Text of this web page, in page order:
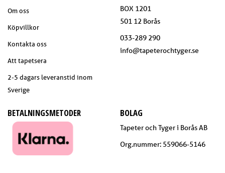
Om oss
Köpvillkor
Kontakta oss
Att tapetsera
2-5 dagars leveranstid inom
Sverige
BOX 1201
501 12 Borås
033-289 290
info@tapeterochtyger.se
BETALNINGSMETODER BOLAG
Tapeter och Tyger i Borås AB
Org.nummer: 559066-5146